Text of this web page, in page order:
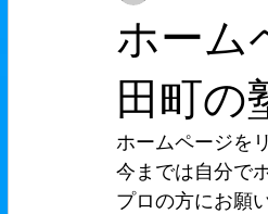
ホーム
田町の
ホームページを
今までは自分で
プロの方にお願